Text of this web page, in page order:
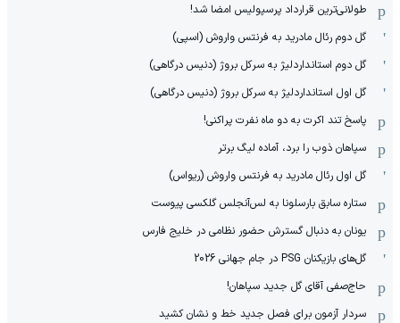
طولانی‌ترین قرارداد پرسپولیس امضا شد!
گل دوم رئال مادرید به فرنتس واروش (اسپی)
گل دوم استانداردلیژ به سرکل بروژ (دنیس درگاهی)
گل اول استانداردلیژ به سرکل بروژ (دنیس درگاهی)
پاسخ تند اکرت به دو ماه نفرت پراکنی!
سپاهان ذوب را برد، آماده لیگ برتر
گل اول رئال مادرید به فرنتس واروش (ریواس)
ستاره سابق بارسلونا به لس‌آنجلس گلکسی پیوست
یونان به دنبال گسترش حضور نظامی در خلیج فارس
گل‌های بازیکنان PSG در جام جهانی 2026
حاج‌صفی آقای گل جدید سپاهان!
سردار آزمون برای فصل جدید خط و نشان کشید